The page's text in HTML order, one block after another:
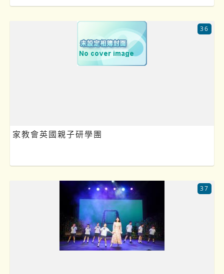
家教會英國親子研學團
36
37